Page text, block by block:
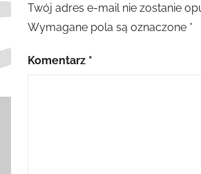
Twój adres e-mail nie zostanie
Wymagane pola są oznaczone *
Komentarz *